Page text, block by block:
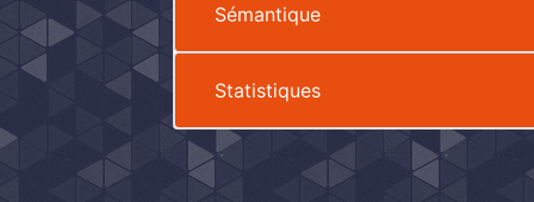
Sémantique
Statistiques